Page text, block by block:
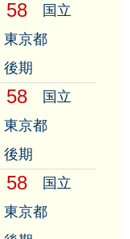
58
国立
東京都
後期
58
国立
東京都
後期
58
国立
東京都